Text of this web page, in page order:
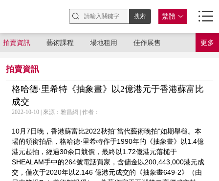
繁體
拍賣資訊 藝術課程 場地租用 佳作展售 更多
拍賣資訊
格哈德·里希特《抽象畫》以2億港元于香港蘇富比
成交
2022-10-10 | 來源：雅昌網 | 作者：
10月7日晚，香港蘇富比2022秋拍“當代藝術晚拍”如期舉槌。本
場的領銜拍品，格哈德·里希特作于1990年的《抽象畫》以1.4億
港元起拍，經過30余口競價，最終以1.72億港元落槌于
SHEALAM手中的264號電話買家，含傭金以200,443,000港元成
交，僅次于2020年以2.146 億港元成交的《抽象畫649-2》（由